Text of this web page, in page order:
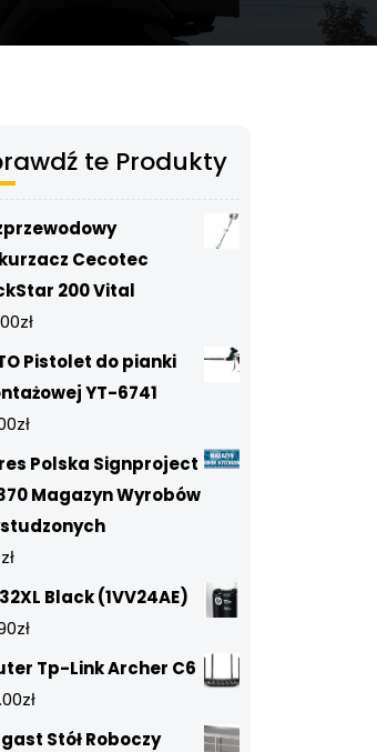
te Produkty
Cecotec
200 Vital
zł
Pistolet do pianki
YT-6741
zł
Polska Signproject
Magazyn Wyrobów
zł
Black (1VV24AE)
zł
Tp-Link Archer C6
zł
Stół Roboczy